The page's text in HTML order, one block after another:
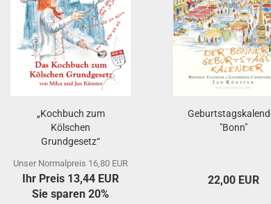
„Kochbuch zum
Kölschen
Grundgesetz“
Unser Normalpreis 16,80 EUR
Ihr Preis 13,44 EUR
Sie sparen 20%
"Bonn"
22,00 EUR